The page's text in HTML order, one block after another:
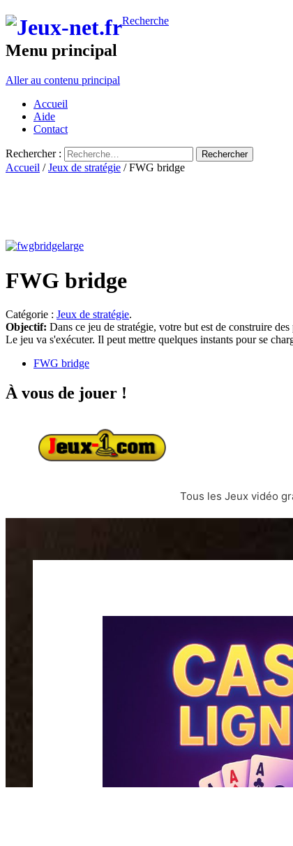
Recherche
Menu principal
Aller au contenu principal
Accueil
Aide
Contact
Rechercher :
Accueil /Jeux de stratégie / FWG bridge
FWG bridge
Catégorie : Jeux de stratégie.
Objectif: Dans ce jeu de stratégie, votre but est de construire
Le jeu va s'exécuter. Il peut mettre quelques instants pour se
FWG bridge
À vous de jouer !